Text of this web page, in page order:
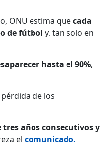
ONU estima quecada
de fútbol y, tan solo en
hasta el 90%,
de los
años consecutivos y
el comunicado.